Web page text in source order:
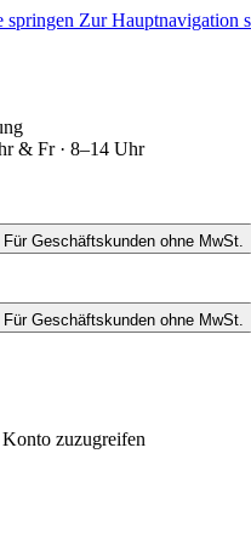
springen Zur Hauptnavigation
& Fr · 8–14 Uhr
Für Geschäftskunden ohne MwSt.
Für Geschäftskunden ohne MwSt.
zuzugreifen